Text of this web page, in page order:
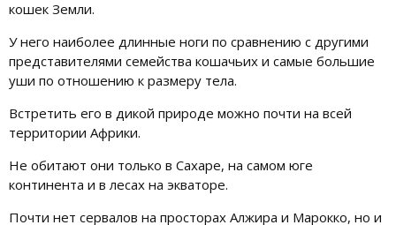
кошек Земли.
У него наиболее длинные ноги по сравнению с другими
представителями семейства кошачьих и самые большие
уши по отношению к размеру тела.
Встретить его в дикой природе можно почти на всей
территории Африки.
Не обитают они только в Сахаре, на самом юге
континента и в лесах на экваторе.
Почти нет сервалов на просторах Алжира и Марокко, но и